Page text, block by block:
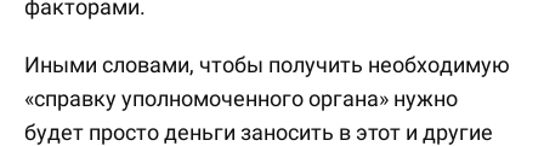
факторами.
Иными словами, чтобы получить необходимую
«справку уполномоченного органа» нужно
будет просто деньги заносить в этот и другие